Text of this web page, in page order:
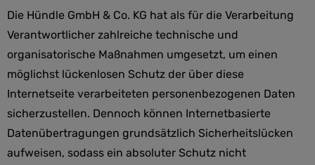
Die Hündle GmbH & Co. KG hat als für die Verarbeitung
Verantwortlicher zahlreiche technische und
organisatorische Maßnahmen umgesetzt, um einen
möglichst lückenlosen Schutz der über diese
Internetseite verarbeiteten personenbezogenen Daten
sicherzustellen. Dennoch können Internetbasierte
Datenübertragungen grundsätzlich Sicherheitslücken
aufweisen, sodass ein absoluter Schutz nicht